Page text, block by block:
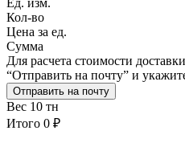
Ед. изм.
Кол-во
Цена за ед.
Сумма
Для расчета стоимости
“Отправить на почту” и
Отправить на почту
Вес 10 тн
Итого 0 ₽